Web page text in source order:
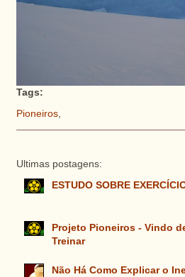
Tags:
Pioneiros,
Ultimas postagens:
ESTUDO SOBRE
Projeto Pioneiros - Vindo
Treinar
Não Há Como Explicar o